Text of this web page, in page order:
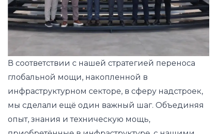
В соответствии с нашей стратегией переноса
глобальной мощи, накопленной в
инфраструктурном секторе, в сферу надстроек,
мы сделали ещё один важный шаг. Объединяя
опыт, знания и техническую мощь,